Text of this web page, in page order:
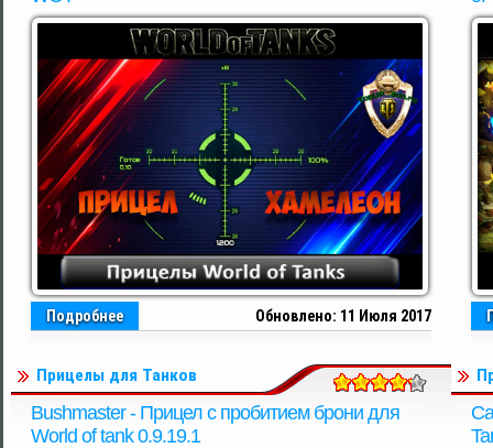
Обновлено: 11 Июля 2017
Подробнее
Прицелы для Танков
Bushmaster - Прицел с пробитием брони для
World of tank 0.9.19.1